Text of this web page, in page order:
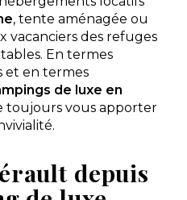
, tente aménagée ou
vacanciers des refuges
En termes
et en termes
de luxe en
toujours vous apporter
depuis
nuits
ce
nuits